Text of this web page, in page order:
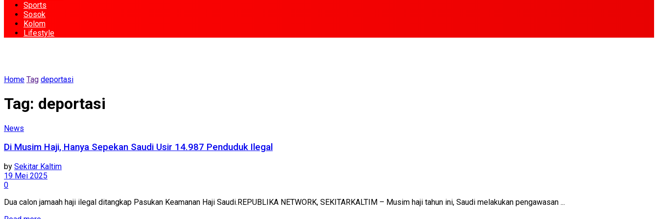
Sports
Sosok
Kolom
Lifestyle
Home Tag deportasi
Tag: deportasi
News
Di Musim Haji, Hanya Sepekan Saudi Usir 14.987 Penduduk Ilegal
by Sekitar Kaltim
19 Mei 2025
0
Dua calon jamaah haji ilegal ditangkap Pasukan Keamanan Haji Saudi.REPUBLIKA NETWORK, SEKITARKALTIM – Musim haji tahun ini, Saudi melakukan pengawasan ...